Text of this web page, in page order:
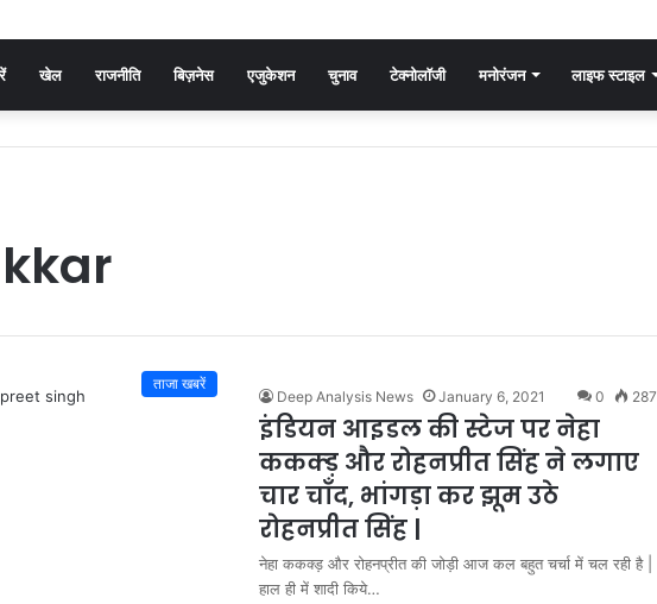
खेल राजनीति बिज़नेस एजुकेशन चुनाव टेक्नोलॉजी मनोरंजन लाइफ स्टाइल
ताजा खबरें
Deep Analysis News January 6, 2021 0 287
इंडियन आइडल की स्टेज पर नेहा
ककक्ड़ और रोहनप्रीत सिंह ने लगाए
चार चाँद, भांगड़ा कर झूम उठे
रोहनप्रीत सिंह |
नेहा ककक्ड़ और रोहनप्रीत की जोड़ी आज कल बहुत चर्चा में चल रही है |
हाल ही में शादी किये…